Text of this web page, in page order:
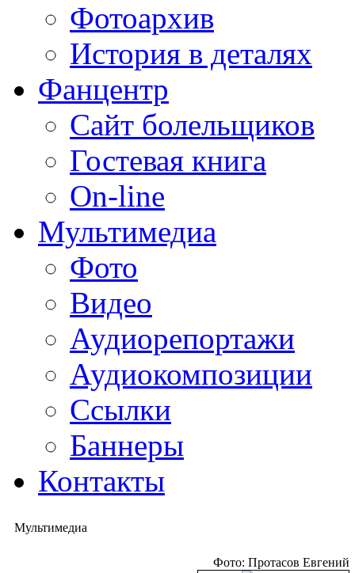
Фотоархив
История в деталях
Фанцентр
Сайт болельщиков
Гостевая книга
On-line
Мультимедиа
Фото
Видео
Аудиорепортажи
Аудиокомпозиции
Ссылки
Баннеры
Контакты
Мультимедиа
Фото: Протасов Евгений